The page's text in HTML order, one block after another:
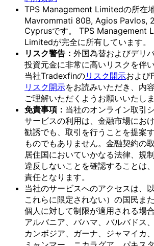
TPS Management Limitedの所在
Mavrommati 80B, Agios Pavlos,
Cyprusです。
TPS Management
Limitedが完全に所有しています。
リスク警告： 外国為替およびデリ
投資元金に非常に高いリスクを伴
当社Tradexfinのリスク開示および
リスク開示をお読みいただき、 内
ご理解いただく よう お願いいたしま
免責事項： 当社のオンライン取引
サービスの利用は、 金融市場にお
勧誘でも、 取引を行う ことを提案
ものでもありません。 金融契約の
居住国においていかなる法律、 規制
違反しないことを確認する ことは、
責任と なります。
当社のサービスへのアクセスは、
これらに限定されない）の国民ま
個人に対して制限が適用される場
アルバニア、 バハマ、 バルバドス、
カンボジア、 ガーナ、 ジャマイカ、